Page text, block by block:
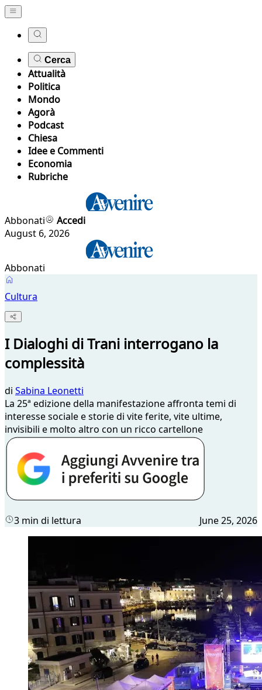
Cerca
Attualità
Politica
Mondo
Agorà
Podcast
Chiesa
Idee e Commenti
Economia
Rubriche
Abbonati
Accedi
August 6, 2026
Abbonati
Cultura
I Dialoghi di Trani interrogano la
complessità
di Sabina Leonetti
La 25ª edizione della manifestazione affronta temi di
interesse sociale e storie di vite ferite, vite ultime,
invisibili e molto altro con un ricco cartellone
3 min di lettura June 25, 2026